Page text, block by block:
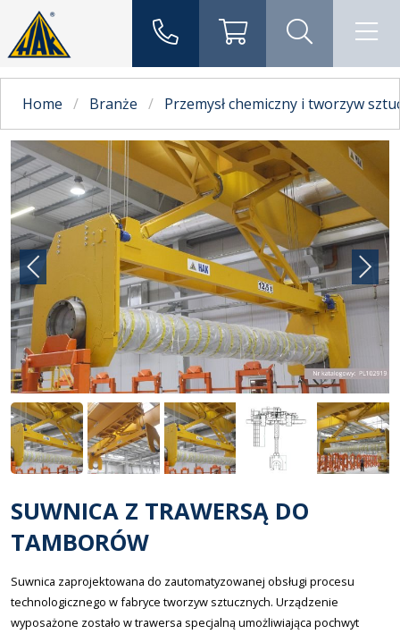
Home Branże Przemysł chemiczny i tworzyw
SUWNICA Z TRAWERSĄ DO
TAMBORÓW
Suwnica zaprojektowana do zautomatyzowanej obsługi procesu
technologicznego w fabryce tworzyw sztucznych. Urządzenie
wyposażone zostało w trawersa specjalną umożliwiająca pochwyt